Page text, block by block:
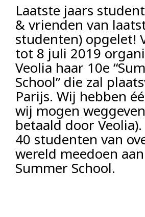
Laatste jaars
& vrienden van
studenten) opgelet!
tot 8 juli 2019
Veolia haar 10e
School” die zal
Parijs. Wij hebben
wij mogen
betaald door
40 studenten van
wereld meedoen
Summer School.